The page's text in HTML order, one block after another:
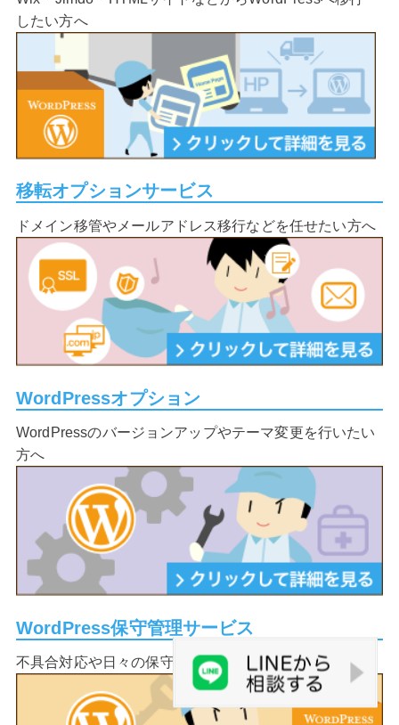
したい方へ
移転オプションサービス
ドメイン移管やメールアドレス移行などを任せたい方へ
WordPressオプション
WordPressのバージョンアップやテーマ変更を行いたい
方へ
WordPress保守管理サービス
不具合対応や日々の保守管理を安心して任せたい方へ